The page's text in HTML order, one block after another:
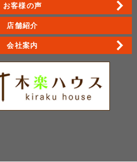
お客様の声
店舗紹介
会社案内